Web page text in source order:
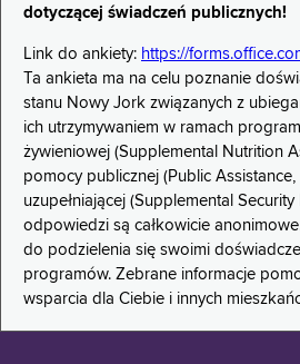
dotyczącej świadczeń publicznych!
Link do ankiety: https://
Ta ankieta ma na celu poznanie
stanu Nowy Jork związanych z
ich utrzymywaniem w ramach
żywieniowej (Supplemental Nutrition
pomocy publicznej (Public
uzupełniającej (Supplemental
odpowiedzi są całkowicie
do podzielenia się swoimi
programów. Zebrane informacje
wsparcia dla Ciebie i innych